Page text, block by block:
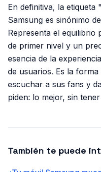
En definitiva, la etiqueta
Samsung es sinónimo
Representa el equilibrio
de primer nivel y un
esencia de la
de usuarios. Es la
escuchar a sus fans y
piden: lo mejor, sin
También te puede